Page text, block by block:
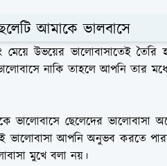
আমাকে ভালবাসে
উভয়ের ভালোবাসাতেই
নাকি তাহলে আপনি তার
ছেলেদের ভালোবাসা
আপনি অনুভব করতে
মুখে বলা নয়।